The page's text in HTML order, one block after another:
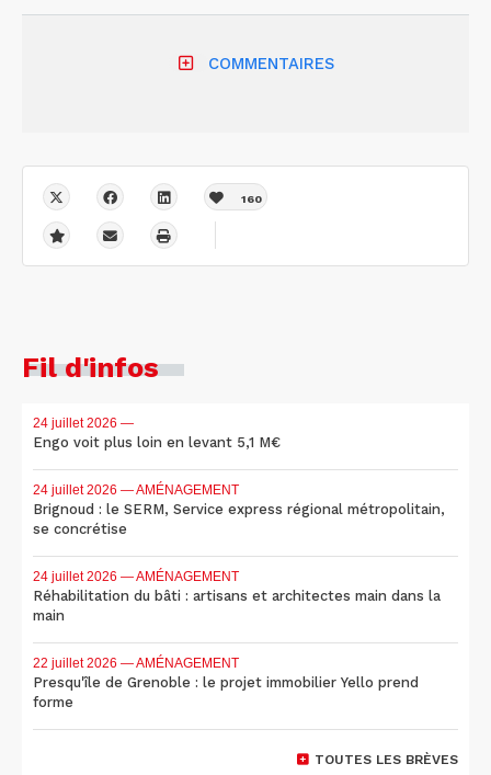
COMMENTAIRES
160
Fil d'infos
24 juillet 2026 —
Engo voit plus loin en levant 5,1 M€
24 juillet 2026 — AMÉNAGEMENT
Brignoud : le SERM, Service express régional métropolitain,
se concrétise
24 juillet 2026 — AMÉNAGEMENT
Réhabilitation du bâti : artisans et architectes main dans la
main
22 juillet 2026 — AMÉNAGEMENT
Presqu'île de Grenoble : le projet immobilier Yello prend
forme
TOUTES LES BRÈVES